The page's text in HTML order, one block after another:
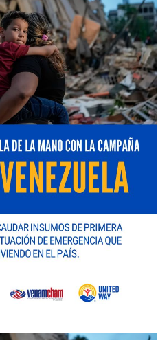
de los productos y
a su página web
o síguelos por sus redes
| Facebook:
@LabFarma_ve| LinkedIn:
Laboratorios Farma.
muy de cerca!
no será publicada.